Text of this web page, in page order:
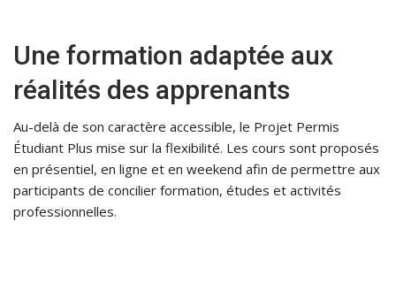
Une formation adaptée aux
réalités des apprenants
Au-delà de son caractère accessible, le Projet Permis
Étudiant Plus mise sur la flexibilité. Les cours sont proposés
en présentiel, en ligne et en weekend afin de permettre aux
participants de concilier formation, études et activités
professionnelles.